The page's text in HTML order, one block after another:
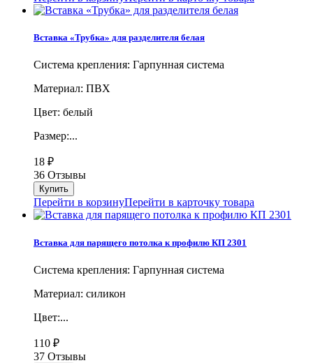
Вставка «Трубка» для разделителя белая
Система крепления: Гарпунная система
Материал: ПВХ
Цвет: белый
Размер:...
18 ₽
36 Отзывы
Перейти в корзинуПерейти в карточку товара
Вставка для парящего потолка к профилю КП 2301
Система крепления: Гарпунная система
Материал: силикон
Цвет:...
110 ₽
37 Отзывы